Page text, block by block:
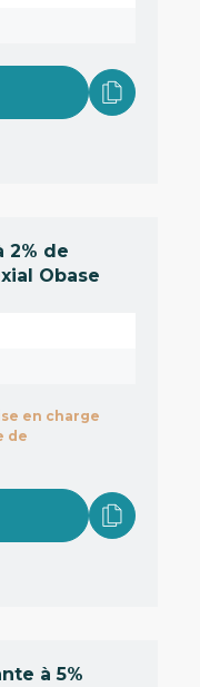
2% de
Obase
en charge
de
à 5%